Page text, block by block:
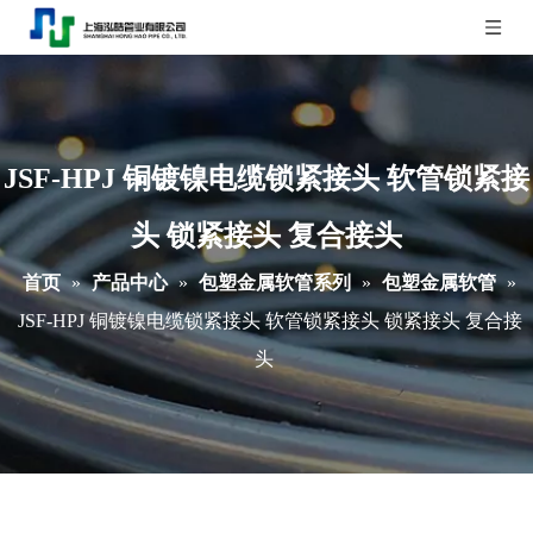
JSF-HPJ 铜镀镍电缆锁紧接头 软管锁紧接
头 锁紧接头 复合接头
首页 » 产品中心 » 包塑金属软管系列 » 包塑金属软管 »
JSF-HPJ 铜镀镍电缆锁紧接头 软管锁紧接头 锁紧接头 复合接
头